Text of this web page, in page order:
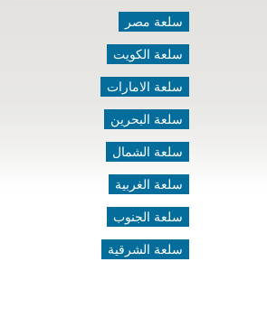
سلعة مصر
سلعة الكويت
سلعة الامارات
سلعة البحرين
سلعة الشمال
سلعة الغربية
سلعة الجنوب
سلعة الشرقية